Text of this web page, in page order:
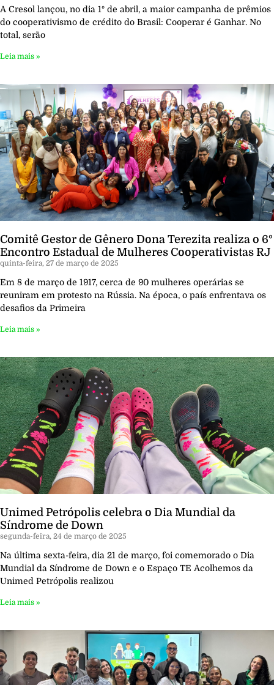
A Cresol lançou, no dia 1º de abril, a maior campanha de prêmios
do cooperativismo de crédito do Brasil: Cooperar é Ganhar. No
total, serão
Leia mais »
Comitê Gestor de Gênero Dona Terezita realiza o 6º
Encontro Estadual de Mulheres Cooperativistas RJ
quinta-feira, 27 de março de 2025
Em 8 de março de 1917, cerca de 90 mulheres operárias se
reuniram em protesto na Rússia. Na época, o país enfrentava os
desafios da Primeira
Leia mais »
Unimed Petrópolis celebra o Dia Mundial da
Síndrome de Down
segunda-feira, 24 de março de 2025
Na última sexta-feira, dia 21 de março, foi comemorado o Dia
Mundial da Síndrome de Down e o Espaço TE Acolhemos da
Unimed Petrópolis realizou
Leia mais »